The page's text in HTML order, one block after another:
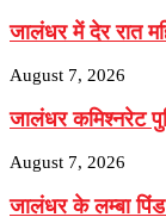
जालंधर में देर रात
August 7, 2026
जालंधर कमिश्नरेट
August 7, 2026
जालंधर के लम्बा